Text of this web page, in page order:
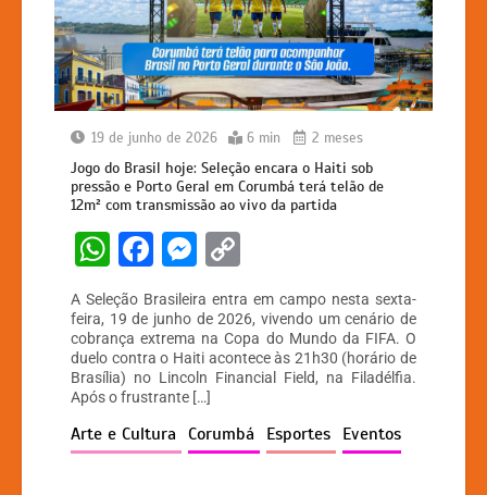
19 de junho de 2026 6 min 2 meses
Jogo do Brasil hoje: Seleção encara o Haiti sob
pressão e Porto Geral em Corumbá terá telão de
12m² com transmissão ao vivo da partida
W
h
at
s
A
p
p
F
c
e
b
o
o
M
s
s
e
n
g
p
y
Li
n
k
A Seleção Brasileira entra em campo nesta sexta-
feira, 19 de junho de 2026, vivendo um cenário de
cobrança extrema na Copa do Mundo da FIFA. O
duelo contra o Haiti acontece às 21h30 (horário de
Brasília) no Lincoln Financial Field, na Filadélfia.
Após o frustrante […]
Arte e Cultura Corumbá Esportes Eventos